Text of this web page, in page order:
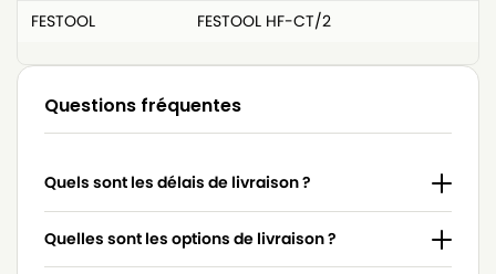
FESTOOL FESTOOL HF-CT/2
Questions fréquentes
Quels sont les délais de livraison ?
Quelles sont les options de livraison ?